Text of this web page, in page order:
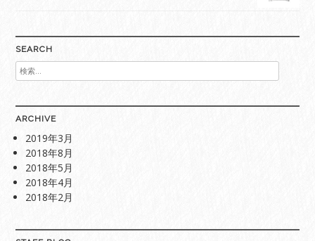
SEARCH
検
索:
ARCHIVE
2019年3月
2018年8月
2018年5月
2018年4月
2018年2月